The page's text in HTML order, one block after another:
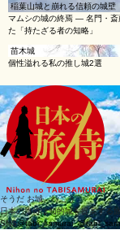
稲葉山城と崩れる信頼の城壁
マムシの城の終焉 ― 名門・斎
た「持たざる者の知略」
苗木城
個性溢れる私の推し城2選
そうだ お城、行こう
日本の旅侍は知的城を提案する
SNS@tabi_samurai_